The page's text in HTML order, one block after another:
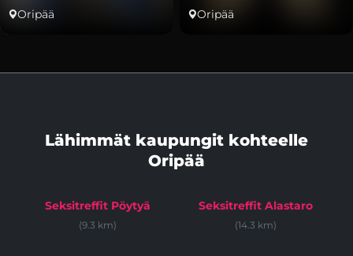
Oripää Oripää
Lähimmät kaupungit kohteelle
Oripää
Seksitreffit Pöytyä
(9.3 km)
Seksitreffit Alastaro
(14.3 km)